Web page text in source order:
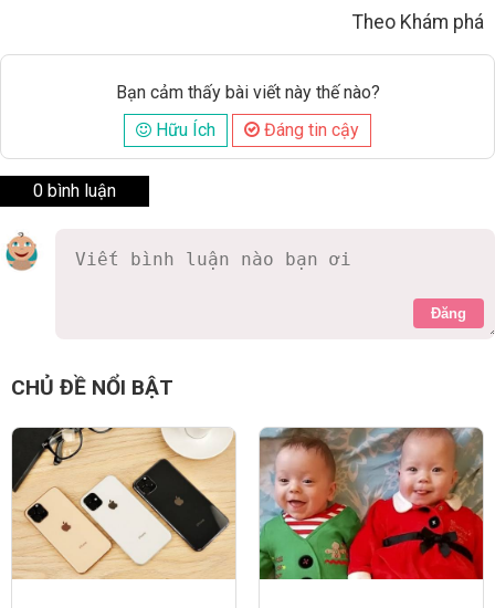
Theo Khám phá
Bạn cảm thấy bài viết này thế nào?
Hữu Ích
Đáng tin cậy
0 bình luận
Đăng
CHỦ ĐỀ NỔI BẬT